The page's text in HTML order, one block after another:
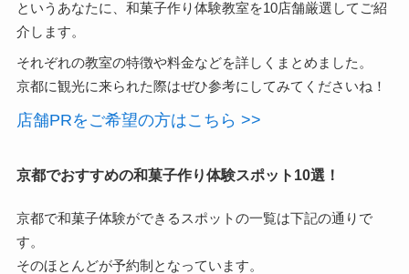
というあなたに、和菓子作り体験教室を10店舗厳選してご紹
介します。
それぞれの教室の特徴や料金などを詳しくまとめました。
京都に観光に来られた際はぜひ参考にしてみてくださいね！
店舗PRをご希望の方はこちら >>
京都でおすすめの和菓子作り体験スポット10選！
京都で和菓子体験ができるスポットの一覧は下記の通りで
す。
そのほとんどが予約制となっています。